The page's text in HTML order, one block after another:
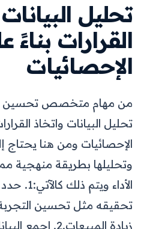
تحليل
القرارات بناءً
الإحصائيات
من مهام متخصص تحسين
تحليل البيانات واتخاذ
الإحصائيات ومن هنا يحتاج
وتحليلها بطريقة منهجية
الأداء ويتم ذلك كالآتي: 1.
تحقيقه مثل تحسين
زيادة المبيعات. 2. اجمع